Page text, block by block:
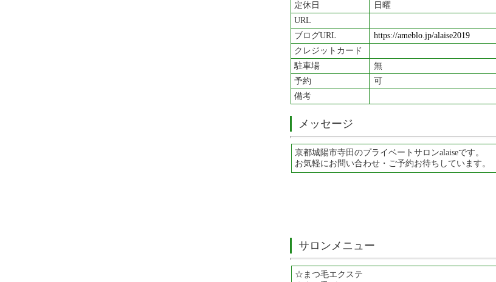
定休日
日曜
URL
ブログURL
https://ameblo.jp/alaise2019
クレジットカード
駐車場
無
予約
可
備考
メッセージ
京都城陽市寺田のプライベートサロンalaiseです。
お気軽にお問い合わせ・ご予約お待ちしています。
サロンメニュー
☆まつ毛エクステ